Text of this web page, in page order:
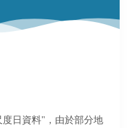
日資料"，由於部分地